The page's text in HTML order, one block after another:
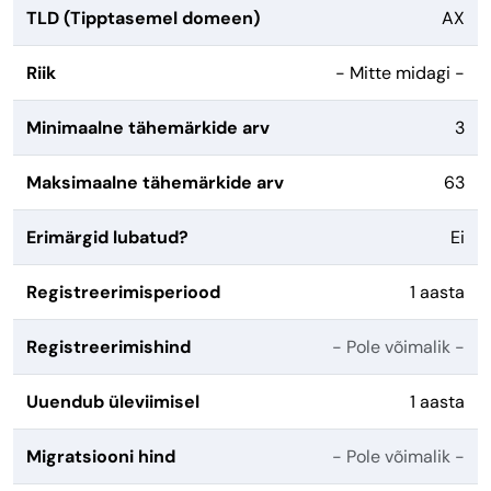
TLD (Tipptasemel domeen) AX
Riik - Mitte midagi -
Minimaalne tähemärkide arv 3
Maksimaalne tähemärkide arv 63
Erimärgid lubatud? Ei
Registreerimisperiood 1 aasta
Registreerimishind - Pole võimalik -
Uuendub üleviimisel 1 aasta
Migratsiooni hind - Pole võimalik -